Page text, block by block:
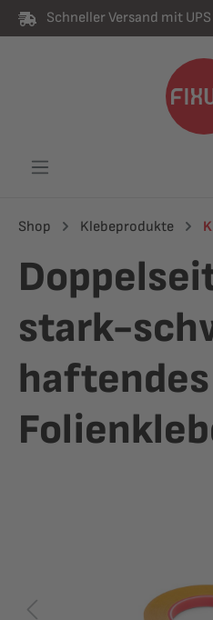
springen
Schneller Versand mit UPS
Shop Klebeprodukte
stark-
haftendes